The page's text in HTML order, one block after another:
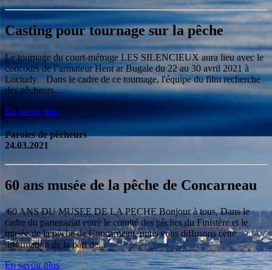
Casting pour tournage sur la pêche
Le tournage du court-métrage LES SILENCIEUX aura lieu avec le
concours de l’armateur Hent ar Bugale du 22 au 30 avril 2021 à
Loctudy. Dans le cadre de ce tournage, l'équipe du film recherche
des pêcheurs...
En savoir plus
Paroles de pêcheurs
24.03.2021
60 ans musée de la pêche de Concarneau
60 ANS DU MUSEE DE LA PECHE Bonjour à tous, Dans le
cadre du partenariat entre le comité des pêches du Finistère et le
musée de la pêche de Concarneau, nous vous diffusons cette
information de la part de...
En savoir plus